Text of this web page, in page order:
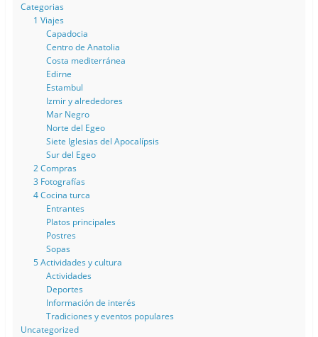
Categorias
1 Viajes
Capadocia
Centro de Anatolia
Costa mediterránea
Edirne
Estambul
Izmir y alrededores
Mar Negro
Norte del Egeo
Siete Iglesias del Apocalípsis
Sur del Egeo
2 Compras
3 Fotografías
4 Cocina turca
Entrantes
Platos principales
Postres
Sopas
5 Actividades y cultura
Actividades
Deportes
Información de interés
Tradiciones y eventos populares
Uncategorized